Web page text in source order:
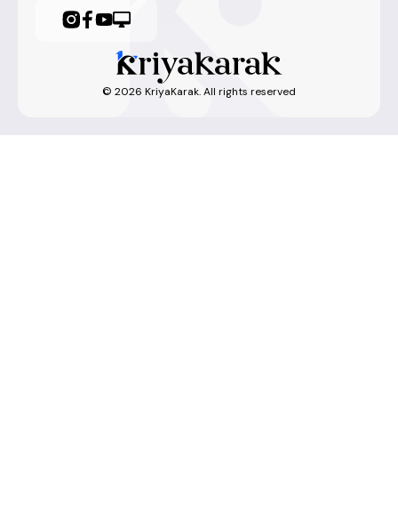
© 2026 KriyaKarak. All rights reserved